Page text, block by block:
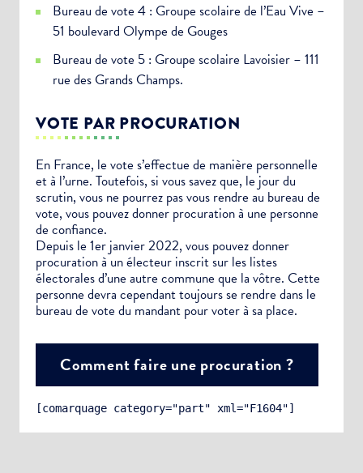
Bureau de vote 4 : Groupe scolaire de l’Eau Vive –
51 boulevard Olympe de Gouges
Bureau de vote 5 : Groupe scolaire Lavoisier – 111
rue des Grands Champs.
VOTE PAR PROCURATION
En France, le vote s’effectue de manière personnelle
et à l’urne. Toutefois, si vous savez que, le jour du
scrutin, vous ne pourrez pas vous rendre au bureau de
vote, vous pouvez donner procuration à une personne
de confiance.
Depuis le 1er janvier 2022, vous pouvez donner
procuration à un électeur inscrit sur les listes
électorales d’une autre commune que la vôtre. Cette
personne devra cependant toujours se rendre dans le
bureau de vote du mandant pour voter à sa place.
Comment faire une procuration ?
[comarquage category="part" xml="F1604"]